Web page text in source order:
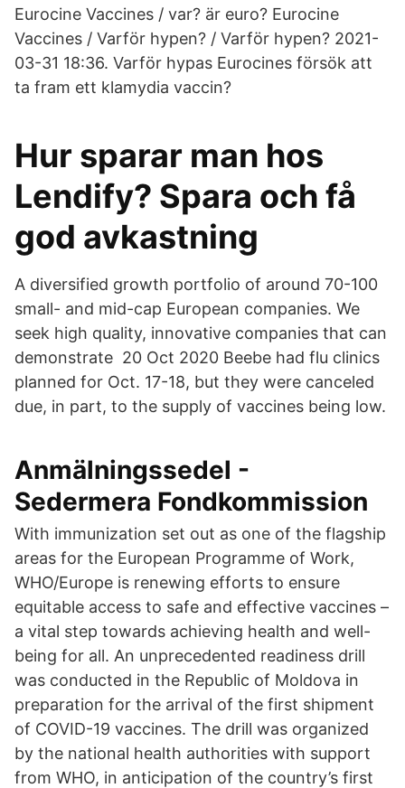
Eurocine Vaccines / var? är euro? Eurocine
Vaccines / Varför hypen? / Varför hypen? 2021-
03-31 18:36. Varför hypas Eurocines försök att
ta fram ett klamydia vaccin?
Hur sparar man hos
Lendify? Spara och få
god avkastning
A diversified growth portfolio of around 70-100
small- and mid-cap European companies. We
seek high quality, innovative companies that can
demonstrate 20 Oct 2020 Beebe had flu clinics
planned for Oct. 17-18, but they were canceled
due, in part, to the supply of vaccines being low.
Anmälningssedel -
Sedermera Fondkommission
With immunization set out as one of the flagship
areas for the European Programme of Work,
WHO/Europe is renewing efforts to ensure
equitable access to safe and effective vaccines –
a vital step towards achieving health and well-
being for all. An unprecedented readiness drill
was conducted in the Republic of Moldova in
preparation for the arrival of the first shipment
of COVID-19 vaccines. The drill was organized
by the national health authorities with support
from WHO, in anticipation of the country’s first